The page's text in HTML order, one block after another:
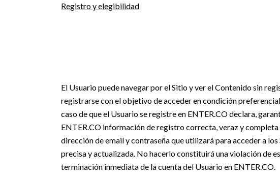
Registro y elegibilidad
El Usuario puede navegar por el Sitio y ver el Contenido sin
registrarse con el objetivo de acceder en condición
caso de que el Usuario se registre en ENTER.CO declara,
ENTER.CO información de registro correcta, veraz y
dirección de email y contraseña que utilizará para acceder a
precisa y actualizada. No hacerlo constituirá una violación de
terminación inmediata de la cuenta del Usuario en ENTER.CO.